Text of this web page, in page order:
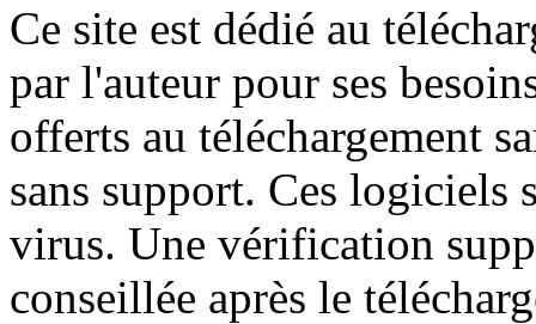
Ce site est dédié au
par l'auteur pour ses
offerts au téléchargement
sans support. Ces logiciels
virus. Une vérification
conseillée après le